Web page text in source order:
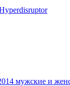
мужские и